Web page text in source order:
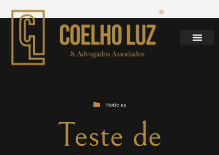
Notícias
Teste de